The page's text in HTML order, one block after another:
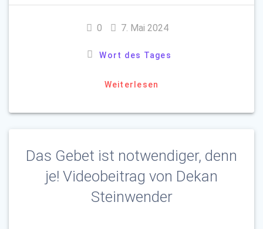
0 7. Mai 2024
Wort des Tages
Weiterlesen
Das Gebet ist notwendiger, denn
je! Videobeitrag von Dekan
Steinwender